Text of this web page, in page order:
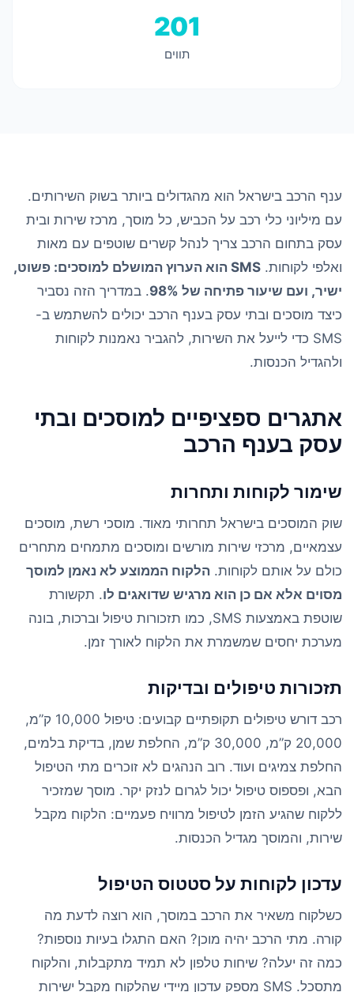
201
תווים
ענף הרכב בישראל הוא מהגדולים ביותר בשוק השירותים.
עם מיליוני כלי רכב על הכביש, כל מוסך, מרכז שירות ובית
עסק בתחום הרכב צריך לנהל קשרים שוטפים עם מאות
ואלפי לקוחות.
SMS הוא הערוץ המושלם למוסכים: פשוט,
ישיר, ועם שיעור פתיחה של 98%
. במדריך הזה נסביר
כיצד מוסכים ובתי עסק בענף הרכב יכולים להשתמש ב-
SMS כדי לייעל את השירות, להגביר נאמנות לקוחות
ולהגדיל הכנסות.
אתגרים ספציפיים למוסכים ובתי
עסק בענף הרכב
שימור לקוחות ותחרות
שוק המוסכים בישראל תחרותי מאוד. מוסכי רשת, מוסכים
עצמאיים, מרכזי שירות מורשים ומוסכים מתמחים מתחרים
כולם על אותם לקוחות. הלקוח הממוצע לא נאמן למוסך
מסוים אלא אם כן הוא מרגיש שדואגים לו. תקשורת
שוטפת באמצעות SMS, כמו תזכורות טיפול וברכות, בונה
מערכת יחסים שמשמרת את הלקוח לאורך זמן.
תזכורות טיפולים ובדיקות
רכב דורש טיפולים תקופתיים קבועים: טיפול 10,000 ק”מ,
20,000 ק”מ, 30,000 ק”מ, החלפת שמן, בדיקת בלמים,
החלפת צמיגים ועוד. רוב הנהגים לא זוכרים מתי הטיפול
הבא, ופספוס טיפול יכול לגרום לנזק יקר. מוסך שמזכיר
ללקוח שהגיע הזמן לטיפול מרוויח פעמיים: הלקוח מקבל
שירות, והמוסך מגדיל הכנסות.
עדכון לקוחות על סטטוס הטיפול
כשלקוח משאיר את הרכב במוסך, הוא רוצה לדעת מה
קורה. מתי הרכב יהיה מוכן? האם התגלו בעיות נוספות?
כמה זה יעלה? שיחות טלפון לא תמיד מתקבלות, והלקוח
מתסכל. SMS מספק עדכון מיידי שהלקוח מקבל ישירות